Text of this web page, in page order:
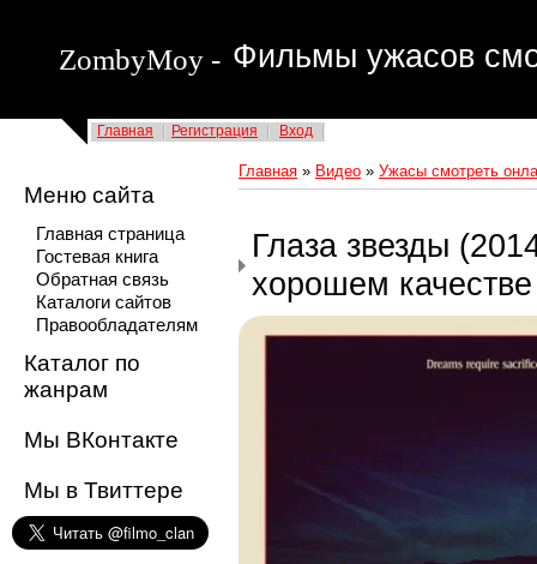
ZombyMoy - Фильмы ужасов
Главная Регистрация Вход
Меню сайта
Главная страница
Гостевая книга
Обратная связь
Каталоги сайтов
Правообладателям
Каталог по
жанрам
Мы ВКонтакте
Мы в Твиттере
Главная » Видео » Ужасы смотреть
Глаза звезды
хорошем